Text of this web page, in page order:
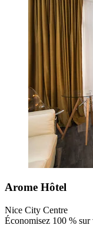
Arome Hôtel
Nice City Centre
Économisez 100 % sur